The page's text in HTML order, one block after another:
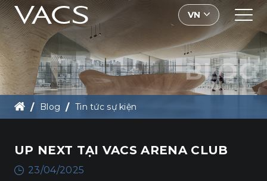
VN
BLOG
Blog Tin tức sự kiện
UP NEXT TẠI VACS ARENA CLUB
23/04/2025